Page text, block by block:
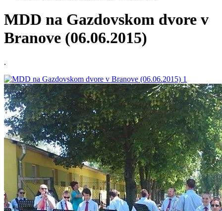
MDD na Gazdovskom dvore v
Branove (06.06.2015)
.